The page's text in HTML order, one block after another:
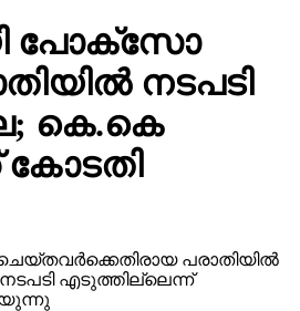
പോക്സോ
നടപടി
കെ.കെ
പരാതിയില്‍
എടുത്തില്ലെന്ന്